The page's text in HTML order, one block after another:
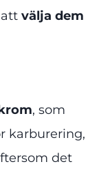
välja dem
, som
karburering,
det